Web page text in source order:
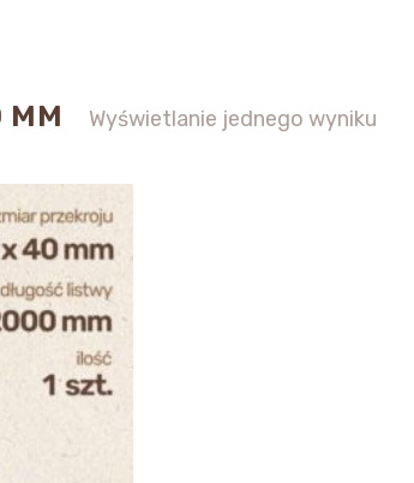
Wyświetlanie jednego wyniku